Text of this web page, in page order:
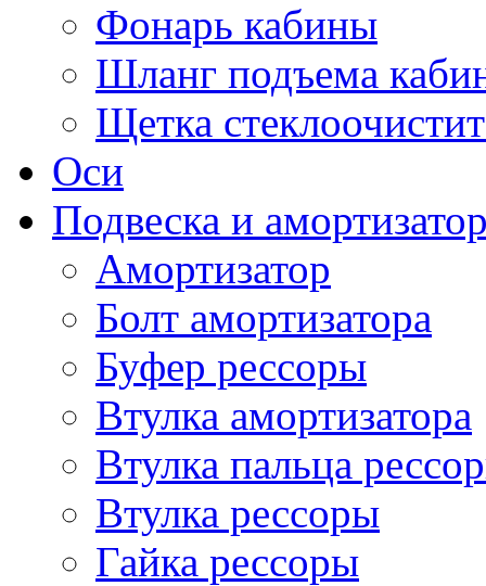
Фонарь кабины
Шланг подъема
Щетка
Оси
Подвеска и
Амортизатор
Болт амортизатора
Буфер рессоры
Втулка амортизатора
Втулка пальца
Втулка рессоры
Гайка рессоры